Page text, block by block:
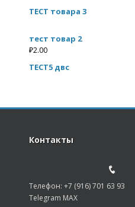
ТЕСТ товара 3
тест товар 2
₽2.00
ТЕСТ5 двс
Контакты
Телефон: +7 (916) 701 63 93
Telegram MAX